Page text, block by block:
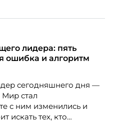
лидера: пять
ошибка и алгоритм
сегодняшнего дня —
Мир стал
с ним изменились и
искать тех, кто